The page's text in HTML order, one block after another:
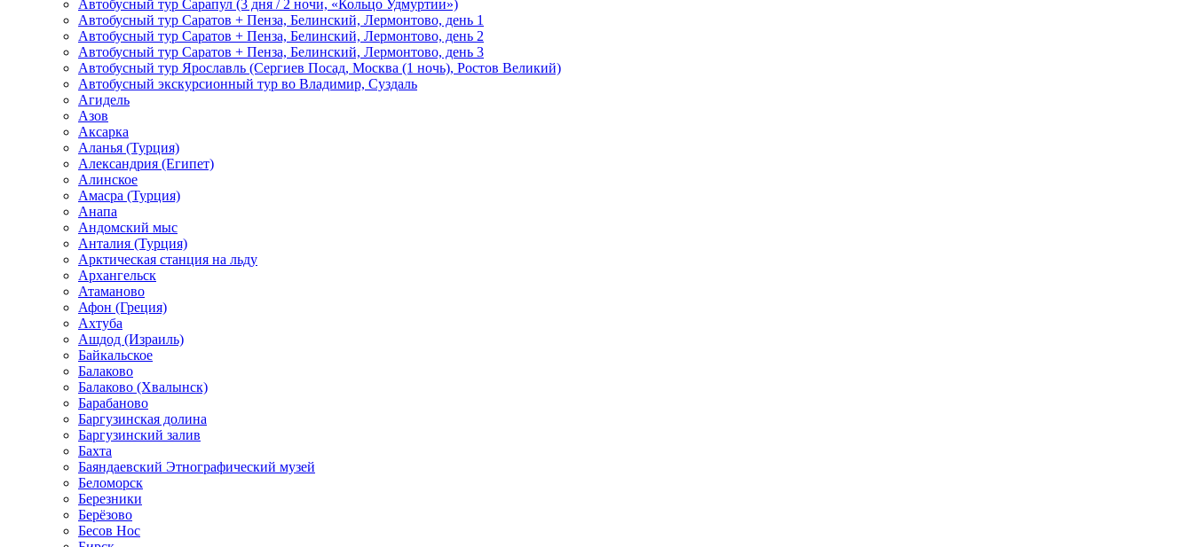
Автобусный тур Сарапул (3 дня / 2 ночи, «Кольцо Удмуртии»)
Автобусный тур Саратов + Пенза, Белинский, Лермонтово, день 1
Автобусный тур Саратов + Пенза, Белинский, Лермонтово, день 2
Автобусный тур Саратов + Пенза, Белинский, Лермонтово, день 3
Автобусный тур Ярославль (Сергиев Посад, Москва (1 ночь), Ростов Великий)
Автобусный экскурсионный тур во Владимир, Суздаль
Агидель
Азов
Аксарка
Аланья (Турция)
Александрия (Египет)
Алинское
Амасра (Турция)
Анапа
Андомский мыс
Анталия (Турция)
Арктическая станция на льду
Архангельск
Атаманово
Афон (Греция)
Ахтуба
Ашдод (Израиль)
Байкальское
Балаково
Балаково (Хвалынск)
Барабаново
Баргузинская долина
Баргузинский залив
Бахта
Баяндаевский Этнографический музей
Беломорск
Березники
Берёзово
Бесов Нос